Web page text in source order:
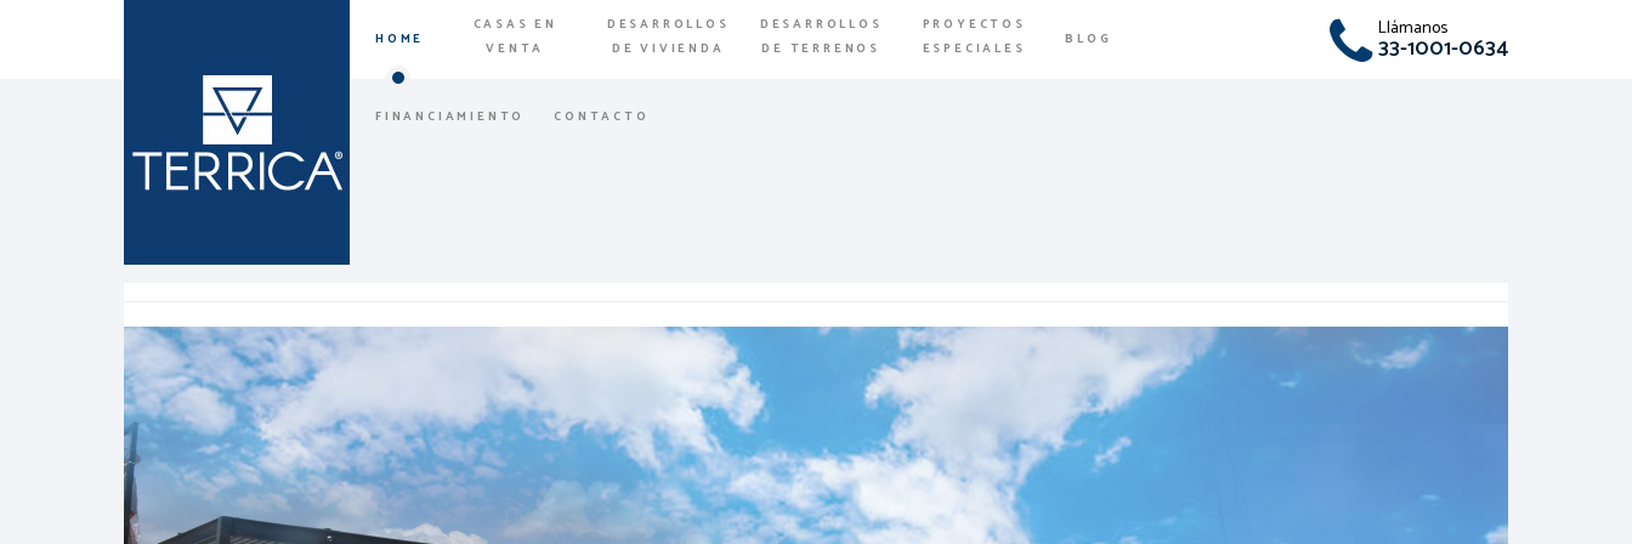
HOME
CASAS EN
VENTA
DESARROLLOS
DE VIVIENDA
DESARROLLOS
DE TERRENOS
PROYECTOS
ESPECIALES
BLOG
FINANCIAMIENTO CONTACTO
Llámanos
33-1001-0634